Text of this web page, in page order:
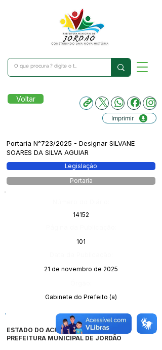
Voltar
Imprimir
Portaria N°723/2025 - Designar SILVANE
SOARES DA SILVA AGUIAR
Legislação
Portaria
14152
101
21 de novembro de 2025
Gabinete do Prefeito (a)
ESTADO DO ACRE
PREFEITURA MUNICIPAL DE JORDÃO